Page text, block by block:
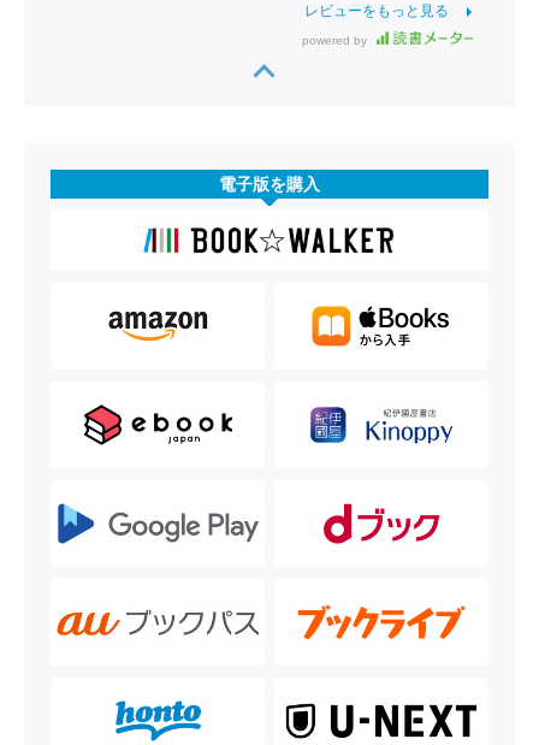
レビューをもっと見る
powered by
電子版を購入